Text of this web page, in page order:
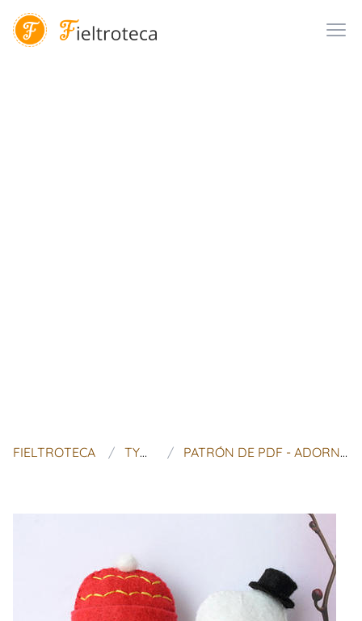
FIELTROTECA TYPING WITH TEA PATRÓN DE PDF - ADORNO DE NAVIDAD MUÑECO DE NIEVE DE FIELTRO